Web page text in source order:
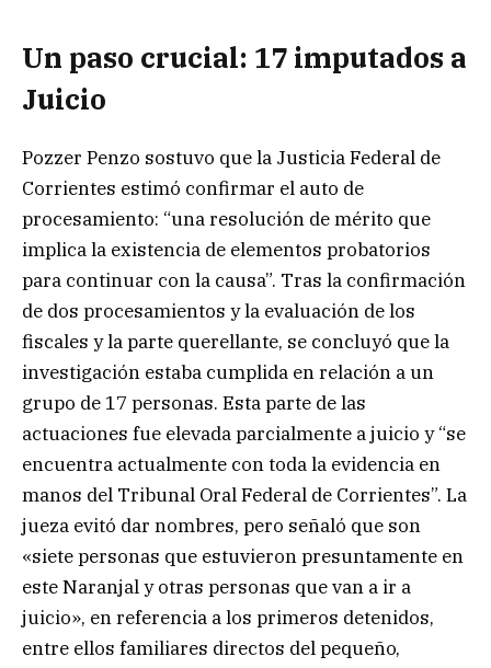
Un paso crucial: 17 imputados a
Juicio
Pozzer Penzo sostuvo que la Justicia Federal de
Corrientes estimó confirmar el auto de
procesamiento: “una resolución de mérito que
implica la existencia de elementos probatorios
para continuar con la causa”. Tras la confirmación
de dos procesamientos y la evaluación de los
fiscales y la parte querellante, se concluyó que la
investigación estaba cumplida en relación a un
grupo de 17 personas. Esta parte de las
actuaciones fue elevada parcialmente a juicio y “se
encuentra actualmente con toda la evidencia en
manos del Tribunal Oral Federal de Corrientes”. La
jueza evitó dar nombres, pero señaló que son
«siete personas que estuvieron presuntamente en
este Naranjal y otras personas que van a ir a
juicio», en referencia a los primeros detenidos,
entre ellos familiares directos del pequeño,